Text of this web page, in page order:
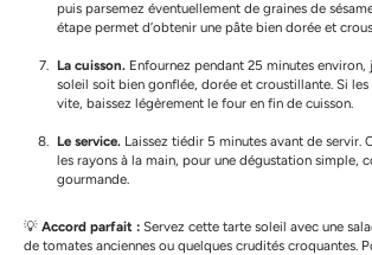
puis parsemez éventuellement de graines de
étape permet d’obtenir une pâte bien dorée et
La cuisson. Enfournez pendant 25 minutes environ,
soleil soit bien gonflée, dorée et croustillante. Si
vite, baissez légèrement le four en fin de cuisson.
Le service. Laissez tiédir 5 minutes avant de servir.
les rayons à la main, pour une dégustation simple,
gourmande.
💡 Accord parfait : Servez cette tarte soleil avec une
de tomates anciennes ou quelques crudités croquantes.